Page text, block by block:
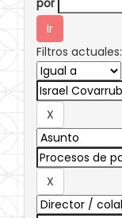
por
Filtros actuales: